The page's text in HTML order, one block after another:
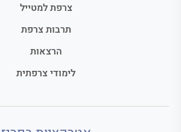
צרפת למטייל
תרבות צרפת
הרצאות
לימודי צרפתית